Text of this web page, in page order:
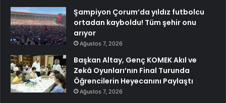
Şampiyon Çorum’da yıldız futbolcu
ortadan kayboldu! Tüm şehir onu
arıyor
Ağustos 7, 2026
Başkan Altay, Genç KOMEK Akıl ve
Zekâ Oyunları’nın Final Turunda
Öğrencilerin Heyecanını Paylaştı
Ağustos 7, 2026